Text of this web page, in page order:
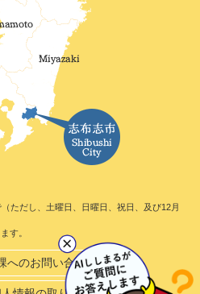
ただし、土曜日、日曜日、祝日、及び12月
す。
へのお問い合わせ